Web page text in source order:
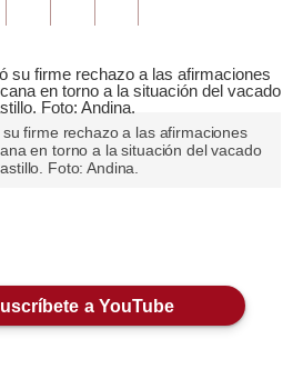
firme rechazo a las afirmaciones
en torno a la situación del vacado
Foto: Andina.
a YouTube